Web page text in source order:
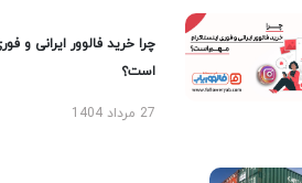
چرا خرید فالوور ایرانی و
است؟
27 مرداد 1404